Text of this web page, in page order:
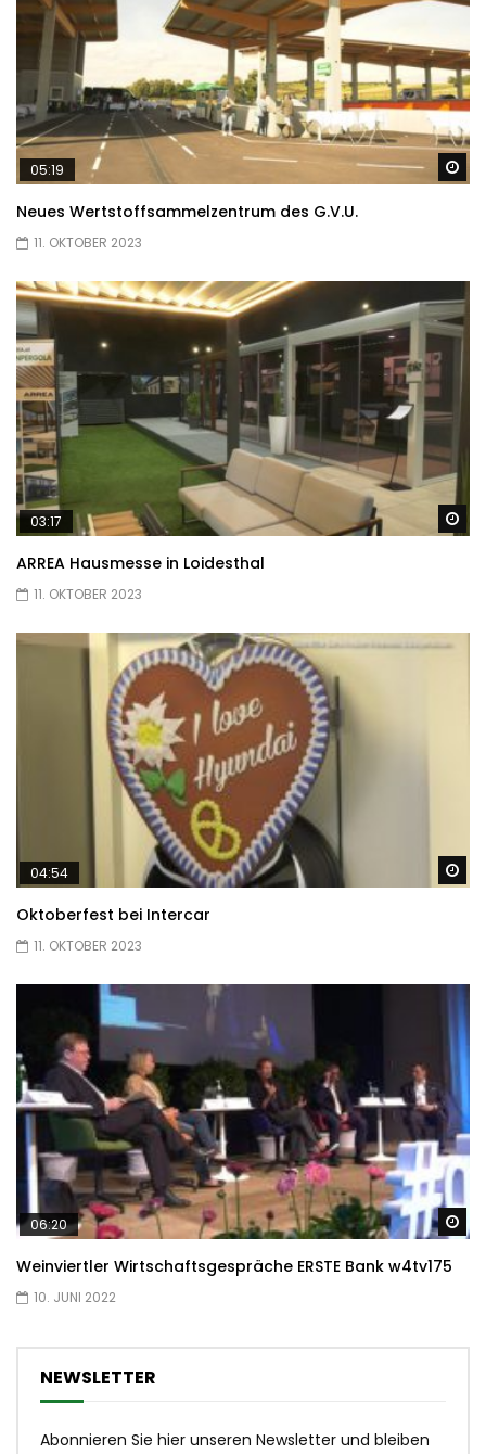
05:19
Neues Wertstoffsammelzentrum des G.V.U.
11. OKTOBER 2023
03:17
ARREA Hausmesse in Loidesthal
11. OKTOBER 2023
04:54
Oktoberfest bei Intercar
11. OKTOBER 2023
06:20
Weinviertler Wirtschaftsgespräche ERSTE Bank w4tv175
10. JUNI 2022
NEWSLETTER
Abonnieren Sie hier unseren Newsletter und bleiben